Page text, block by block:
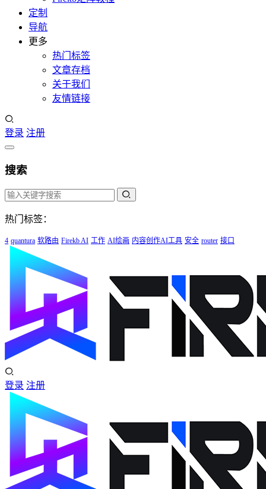
定制
导航
更多
热门标签
文章存档
关于我们
友情链接
登录 注册
搜索
热门标签：
4 quantura 软路由 Firekb AI 工作 AI绘画 内容创作AI工具 安全 router 接口
登录 注册